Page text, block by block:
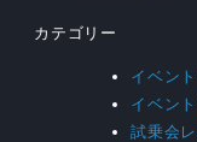
カテゴリー
イベン
イベン
試乗会